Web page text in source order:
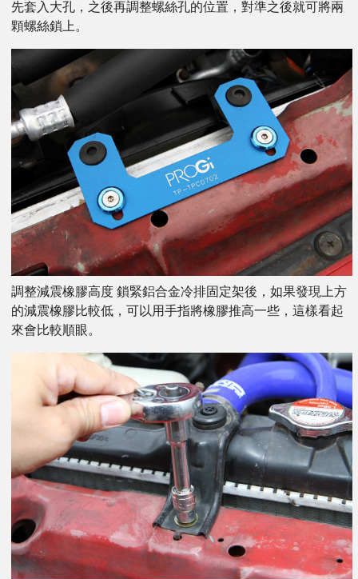
先套入大孔，之後再調整螺絲孔的位置，對準之後就可將兩
顆螺絲鎖上。
調整減震橡膠高度 鎖緊鋁合金冷排固定架後，如果發現上方
的減震橡膠比較低，可以用手指將橡膠推高一些，這樣看起
來會比較順眼。